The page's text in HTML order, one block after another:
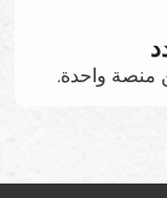
منصة واحدة.